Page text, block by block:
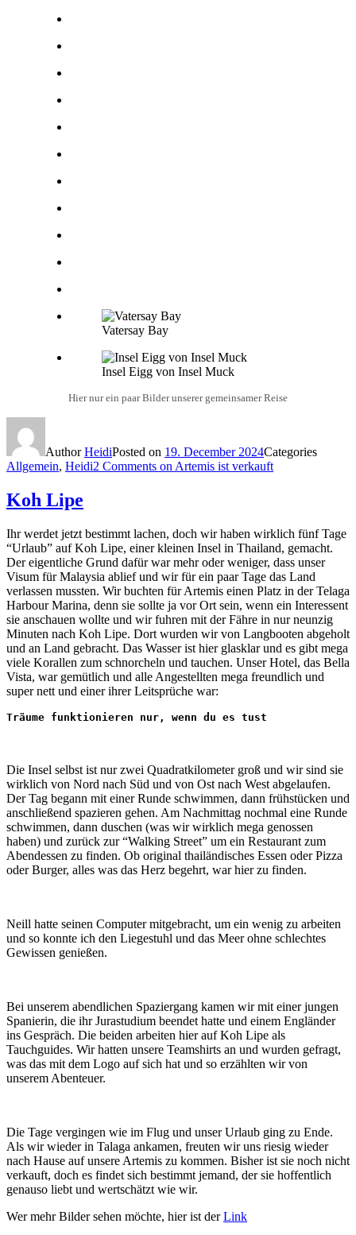
Vatersay Bay
Insel Eigg von Insel Muck
Hier nur ein paar Bilder unserer gemeinsamer Reise
AuthorHeidiPosted on 19. December 2024Categories
Allgemein, Heidi2 Comments on Artemis ist verkauft
Koh Lipe
Ihr werdet jetzt bestimmt lachen, doch wir haben wirklich fünf Tage
“Urlaub” auf Koh Lipe, einer kleinen Insel in Thailand, gemacht.
Der eigentliche Grund dafür war mehr oder weniger, dass unser
Visum für Malaysia ablief und wir für ein paar Tage das Land
verlassen mussten. Wir buchten für Artemis einen Platz in der Telaga
Harbour Marina, denn sie sollte ja vor Ort sein, wenn ein Interessent
sie anschauen wollte und wir fuhren mit der Fähre in nur neunzig
Minuten nach Koh Lipe. Dort wurden wir von Langbooten abgeholt
und an Land gebracht. Das Wasser ist hier glasklar und es gibt mega
viele Korallen zum schnorcheln und tauchen. Unser Hotel, das Bella
Vista, war gemütlich und alle Angestellten mega freundlich und
super nett und einer ihrer Leitsprüche war:
Träume funktionieren nur, wenn du es tust
Die Insel selbst ist nur zwei Quadratkilometer groß und wir sind sie
wirklich von Nord nach Süd und von Ost nach West abgelaufen.
Der Tag begann mit einer Runde schwimmen, dann frühstücken und
anschließend spazieren gehen. Am Nachmittag nochmal eine Runde
schwimmen, dann duschen (was wir wirklich mega genossen
haben) und zurück zur “Walking Street” um ein Restaurant zum
Abendessen zu finden. Ob original thailändisches Essen oder Pizza
oder Burger, alles was das Herz begehrt, war hier zu finden.
Neill hatte seinen Computer mitgebracht, um ein wenig zu arbeiten
und so konnte ich den Liegestuhl und das Meer ohne schlechtes
Gewissen genießen.
Bei unserem abendlichen Spaziergang kamen wir mit einer jungen
Spanierin, die ihr Jurastudium beendet hatte und einem Engländer
ins Gespräch. Die beiden arbeiten hier auf Koh Lipe als
Tauchguides. Wir hatten unsere Teamshirts an und wurden gefragt,
was das mit dem Logo auf sich hat und so erzählten wir von
unserem Abenteuer.
Die Tage vergingen wie im Flug und unser Urlaub ging zu Ende.
Als wir wieder in Talaga ankamen, freuten wir uns riesig wieder
nach Hause auf unsere Artemis zu kommen. Bisher ist sie noch nicht
verkauft, doch es findet sich bestimmt jemand, der sie hoffentlich
genauso liebt und wertschätzt wie wir.
Wer mehr Bilder sehen möchte, hier ist derLink